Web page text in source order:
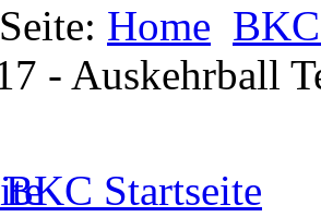
Home
- Auskehrball
BKC Startseite